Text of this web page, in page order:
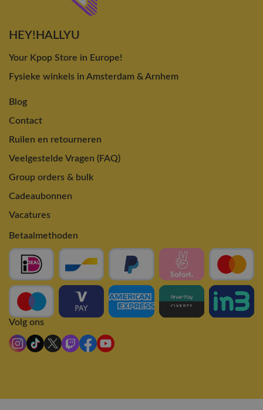
HEY!HALLYU
Your Kpop Store in Europe!
Fysieke winkels in Amsterdam & Arnhem
Blog
Contact
Ruilen en retourneren
Veelgestelde Vragen (FAQ)
Group orders & bulk
Cadeaubonnen
Vacatures
Betaalmethoden
Volg ons